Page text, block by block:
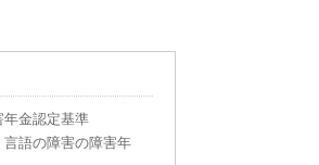
年金認定基準
語の障害の障害年